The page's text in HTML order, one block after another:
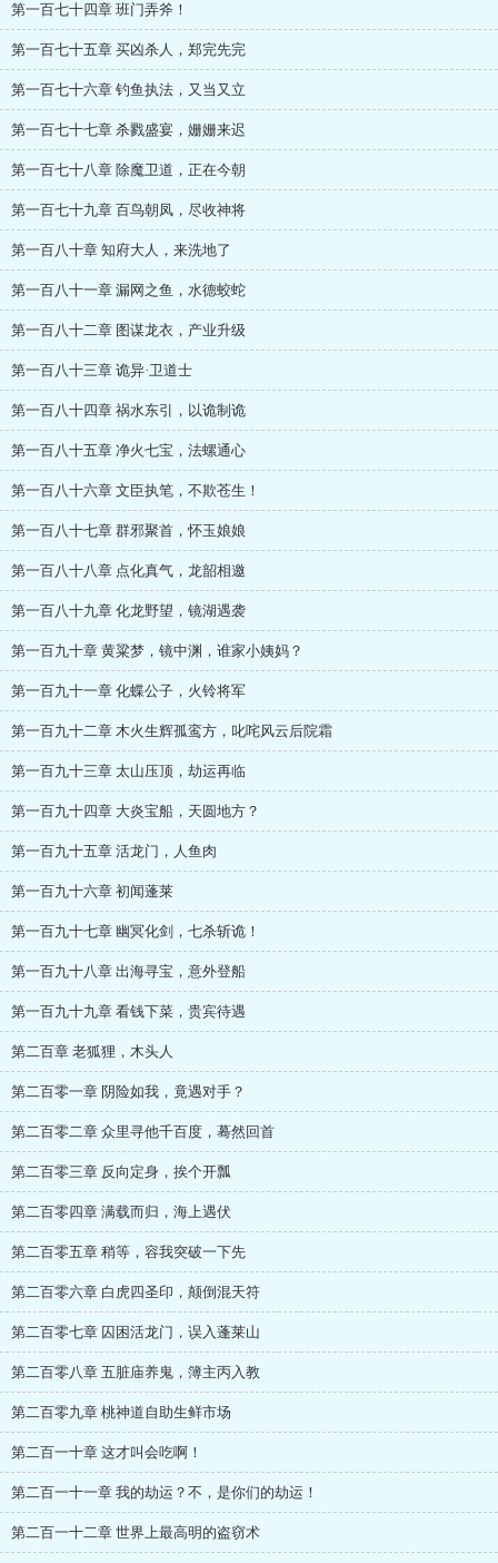
第一百七十四章 班门弄斧！
第一百七十五章 买凶杀人，郑完先完
第一百七十六章 钓鱼执法，又当又立
第一百七十七章 杀戮盛宴，姗姗来迟
第一百七十八章 除魔卫道，正在今朝
第一百七十九章 百鸟朝凤，尽收神将
第一百八十章 知府大人，来洗地了
第一百八十一章 漏网之鱼，水德蛟蛇
第一百八十二章 图谋龙衣，产业升级
第一百八十三章 诡异·卫道士
第一百八十四章 祸水东引，以诡制诡
第一百八十五章 净火七宝，法螺通心
第一百八十六章 文臣执笔，不欺苍生！
第一百八十七章 群邪聚首，怀玉娘娘
第一百八十八章 点化真气，龙韶相邀
第一百八十九章 化龙野望，镜湖遇袭
第一百九十章 黄粱梦，镜中渊，谁家小姨妈？
第一百九十一章 化蝶公子，火铃将军
第一百九十二章 木火生辉孤鸾方，叱咤风云后院霜
第一百九十三章 太山压顶，劫运再临
第一百九十四章 大炎宝船，天圆地方？
第一百九十五章 活龙门，人鱼肉
第一百九十六章 初闻蓬莱
第一百九十七章 幽冥化剑，七杀斩诡！
第一百九十八章 出海寻宝，意外登船
第一百九十九章 看钱下菜，贵宾待遇
第二百章 老狐狸，木头人
第二百零一章 阴险如我，竟遇对手？
第二百零二章 众里寻他千百度，蓦然回首
第二百零三章 反向定身，挨个开瓢
第二百零四章 满载而归，海上遇伏
第二百零五章 稍等，容我突破一下先
第二百零六章 白虎四圣印，颠倒混天符
第二百零七章 囚困活龙门，误入蓬莱山
第二百零八章 五脏庙养鬼，簿主丙入教
第二百零九章 桃神道自助生鲜市场
第二百一十章 这才叫会吃啊！
第二百一十一章 我的劫运？不，是你们的劫运！
第二百一十二章 世界上最高明的盗窃术